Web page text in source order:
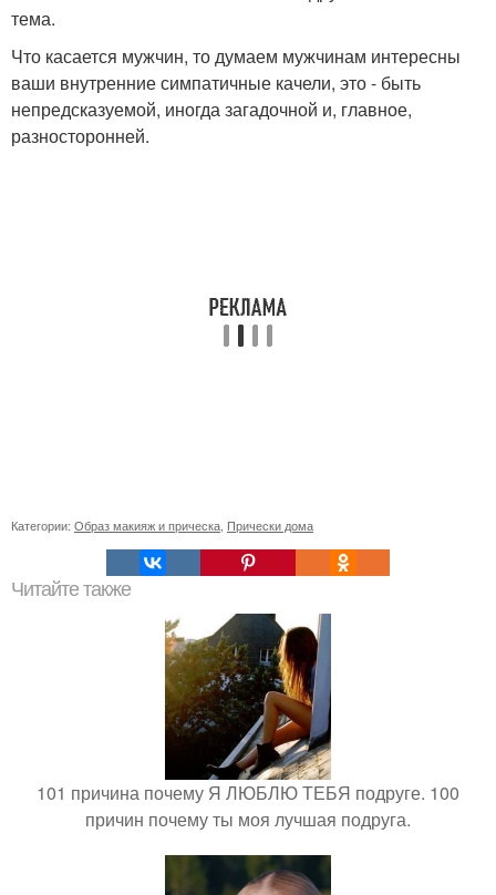
тема.
Что касается мужчин, то думаем мужчинам интересны
ваши внутренние симпатичные качели, это - быть
непредсказуемой, иногда загадочной и, главное,
разносторонней.
Категории: Образ макияж и прическа Прически дома
Читайте также
101 причина почему Я ЛЮБЛЮ ТЕБЯ подруге. 100
причин почему ты моя лучшая подруга.